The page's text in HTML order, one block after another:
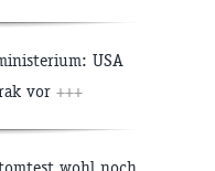
USA
vor +++